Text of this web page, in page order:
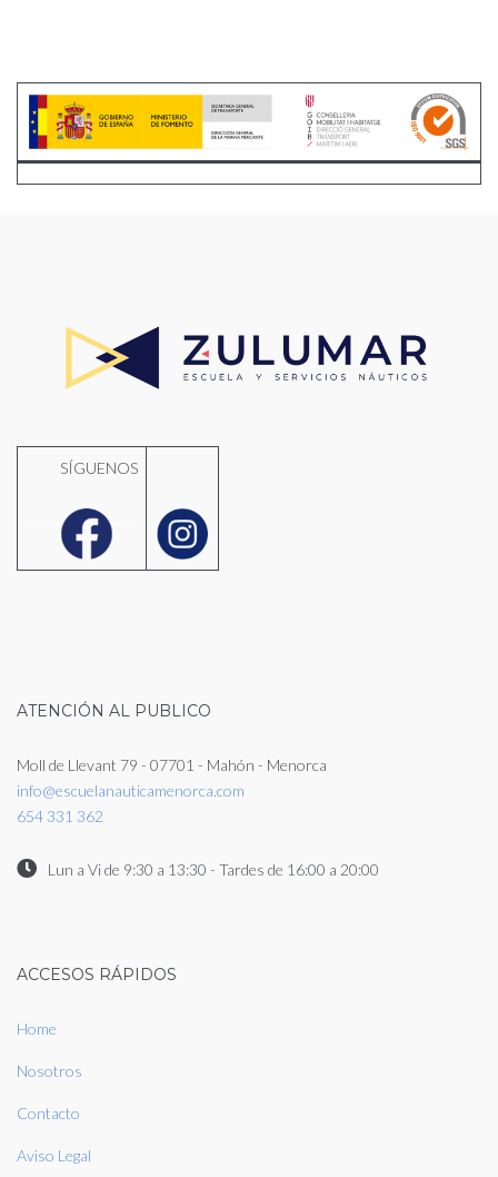
SÍGUENOS
ATENCIÓN AL PUBLICO
Moll de Llevant 79 - 07701 - Mahón - Menorca
info@escuelanauticamenorca.com
654 331 362
Lun a Vi de 9:30 a 13:30 - Tardes de 16:00 a 20:00
ACCESOS RÁPIDOS
Home
Nosotros
Contacto
Aviso Legal